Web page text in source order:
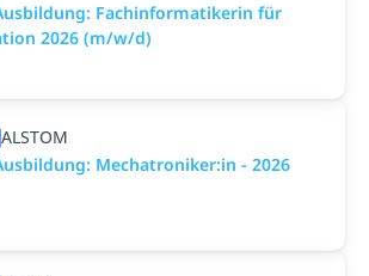
Fachinformatikerin für
2026 (m/w/d)
ALSTOM
Mechatroniker:in - 2026